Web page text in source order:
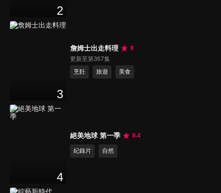
2
3
詹姆士出走料理
9
更新至第367集
烹飪
旅遊 美食
4
絕美地球 第一季 8.4
紀錄片 自然